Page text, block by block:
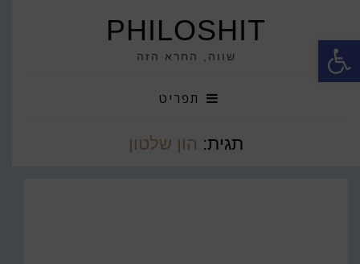
פתח סרגל נגישות PHILOSHIT
שווה, החרא הזה
תפריט
תגית: הון שלטון